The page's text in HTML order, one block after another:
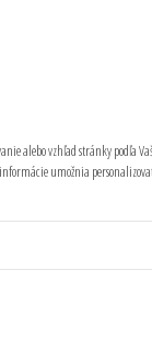
alebo vzhľad stránky podľa
umožnia